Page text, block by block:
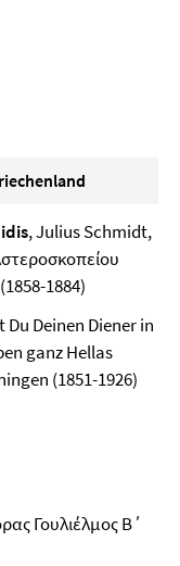
, Julius Schmidt,
1884)
Du Deinen Diener in
ganz Hellas
(1851-1926)
Γουλιέλμος Β΄